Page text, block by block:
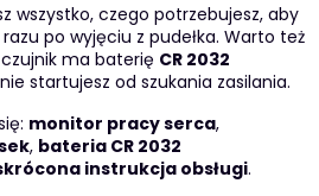
wszystko, czego potrzebujesz, aby
po wyjęciu z pudełka. Warto też
ma baterię CR 2032
startujesz od szukania zasilania.
monitor pracy serca,
, bateria CR 2032
instrukcja obsługi.